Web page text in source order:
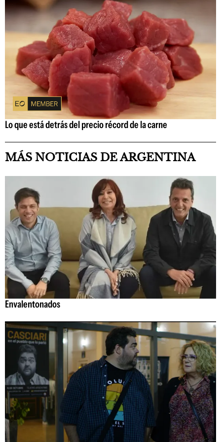
Lo que está detrás del precio récord de la carne
MÁS NOTICIAS DE ARGENTINA
Envalentonados